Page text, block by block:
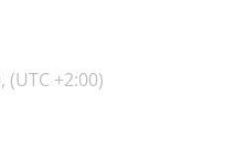
(UTC +2:00)